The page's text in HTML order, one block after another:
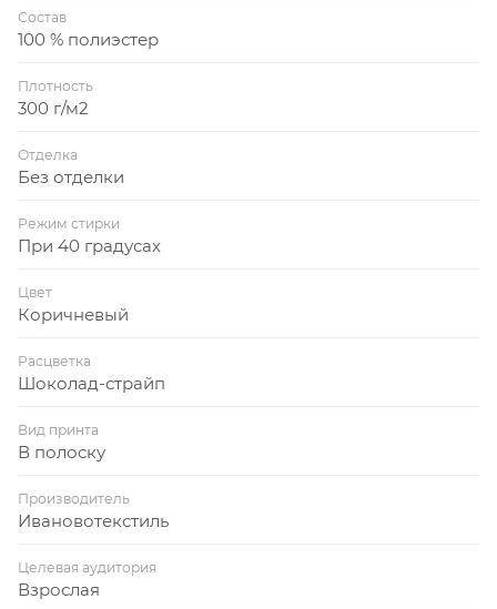
Состав
100 % полиэстер
Плотность
300 г/м2
Отделка
Без отделки
Режим стирки
При 40 градусах
Цвет
Коричневый
Расцветка
Шоколад-страйп
Вид принта
В полоску
Производитель
Ивановотекстиль
Целевая аудитория
Взрослая